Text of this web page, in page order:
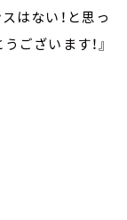
はない！と思っ
ございます！』